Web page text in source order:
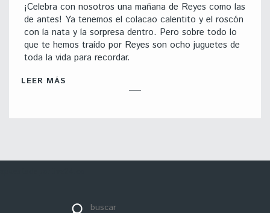
¡Celebra con nosotros una mañana de Reyes como las
de antes! Ya tenemos el colacao calentito y el roscón
con la nata y la sorpresa dentro. Pero sobre todo lo
que te hemos traído por Reyes son ocho juguetes de
toda la vida para recordar.
LEER MÁS